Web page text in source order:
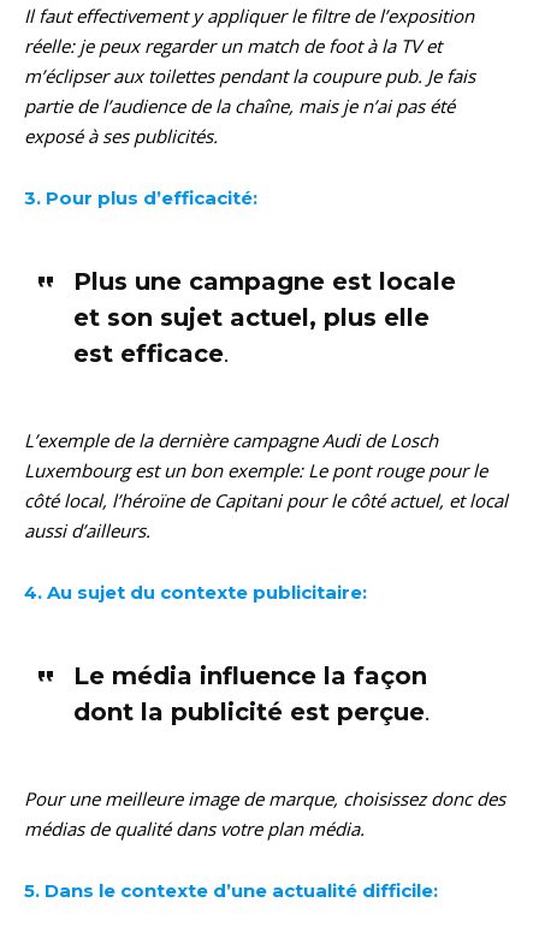
Il faut effectivement y appliquer le filtre de l’exposition
réelle: je peux regarder un match de foot à la TV et
m’éclipser aux toilettes pendant la coupure pub. Je fais
partie de l’audience de la chaîne, mais je n’ai pas été
exposé à ses publicités.
3. Pour plus d’efficacité:
Plus une campagne est locale
et son sujet actuel, plus elle
est efficace.
L’exemple de la dernière campagne Audi de Losch
Luxembourg est un bon exemple: Le pont rouge pour le
côté local, l’héroïne de Capitani pour le côté actuel, et local
aussi d’ailleurs.
4. Au sujet du contexte publicitaire:
Le média influence la façon
dont la publicité est perçue.
Pour une meilleure image de marque, choisissez donc des
médias de qualité dans votre plan média.
5. Dans le contexte d’une actualité difficile: